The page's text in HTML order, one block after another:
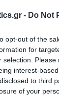
- Do Not
opt-out of the
for
selection.
interest-
to third
of your